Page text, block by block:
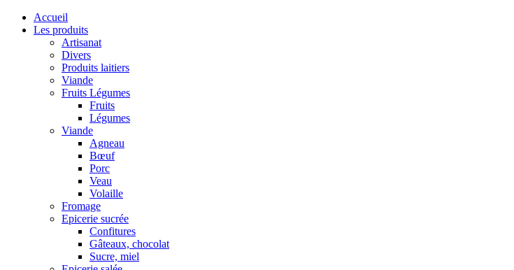
Accueil
Les produits
Artisanat
Divers
Produits laitiers
Viande
Fruits Légumes
Fruits
Légumes
Viande
Agneau
Bœuf
Porc
Veau
Volaille
Fromage
Epicerie sucrée
Confitures
Gâteaux, chocolat
Sucre, miel